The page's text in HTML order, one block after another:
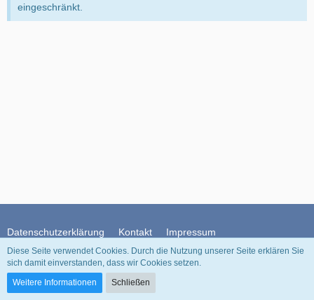
eingeschränkt.
Datenschutzerklärung Kontakt Impressum
Community-Software:
Diese Seite verwendet Cookies. Durch die Nutzung unserer Seite erklären Sie
sich damit einverstanden, dass wir Cookies setzen.
Weitere Informationen
Schließen